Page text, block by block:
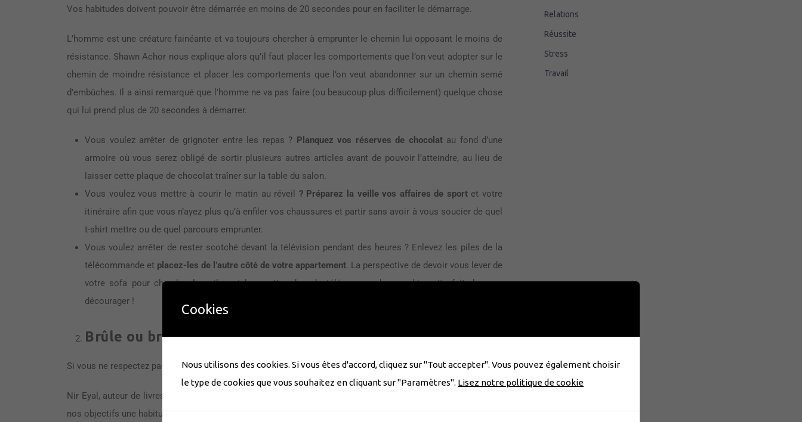
Vos habitudes doivent pouvoir être démarrée en moins de 20 secondes pour en faciliter le démarrage.
L’homme est une créature fainéante et va toujours chercher à emprunter le chemin lui opposant le moins de
résistance. Shawn Achor nous explique alors qu’il faut placer les comportements que l’on veut adopter sur le
chemin de moindre résistance et placer les comportements que l’on veut abandonner sur un chemin semé
d’embûches. Il a ainsi remarqué que l’homme ne va pas faire (ou beaucoup plus difficilement) quelque chose
qui lui prend plus de 20 secondes à démarrer.
Vous voulez arrêter de grignoter entre les repas ? Planquez vos réserves de chocolatau fond d’une
armoire où vous serez obligé de sortir plusieurs autres articles avant de pouvoir l’atteindre, au lieu de
laisser cette plaque de chocolat traîner sur la table du salon.
Vous voulez vous mettre à courir le matin au réveil ? Préparez la veille vos affaires de sportet votre
itinéraire afin que vous n’ayez plus qu’à enfiler vos chaussures et partir sans avoir à vous soucier de quel
t-shirt mettre ou de quel parcours emprunter.
Vous voulez arrêter de rester scotché devant la télévision pendant des heures ? Enlevez les piles de la
télécommande et placez-les de l’autre côté de votre appartement. La perspective de devoir vous lever de
votre sofa pour chercher les piles et les mettre dans la télécommande aura bien vite fait de vous
décourager !
Brûle ou brûle
Si vous ne respectez pas votre engagement, vous devrez brûler un billet de banque.
Nir Eyal, auteur de livres et bloggeur parlant de psychologie, nous propose une autre technique pour faire de
nos objectifs une habitude. La méthode est simple :
Relations
Réussite
Stress
Travail
Cookies
Nous utilisons des cookies. Si vous êtes d'accord, cliquez sur "Tout accepter". Vous pouvez également choisir
le type de cookies que vous souhaitez en cliquant sur "Paramètres". Lisez notre politique de cookie